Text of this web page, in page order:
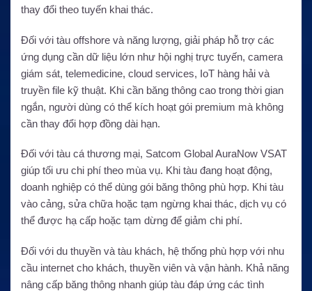
thay đổi theo tuyến khai thác.
Đối với tàu offshore và năng lượng, giải pháp hỗ trợ các
ứng dụng cần dữ liệu lớn như hội nghị trực tuyến, camera
giám sát, telemedicine, cloud services, IoT hàng hải và
truyền file kỹ thuật. Khi cần băng thông cao trong thời gian
ngắn, người dùng có thể kích hoạt gói premium mà không
cần thay đổi hợp đồng dài hạn.
Đối với tàu cá thương mại, Satcom Global AuraNow VSAT
giúp tối ưu chi phí theo mùa vụ. Khi tàu đang hoạt động,
doanh nghiệp có thể dùng gói băng thông phù hợp. Khi tàu
vào cảng, sửa chữa hoặc tạm ngừng khai thác, dịch vụ có
thể được hạ cấp hoặc tạm dừng để giảm chi phí.
Đối với du thuyền và tàu khách, hệ thống phù hợp với nhu
cầu internet cho khách, thuyền viên và vận hành. Khả năng
nâng cấp băng thông nhanh giúp tàu đáp ứng các tình